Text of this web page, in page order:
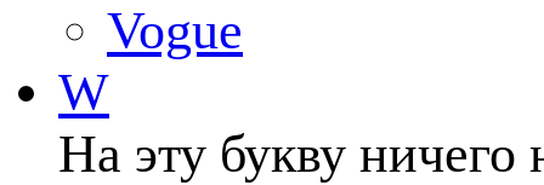
Vogue
W
На эту букву ничего